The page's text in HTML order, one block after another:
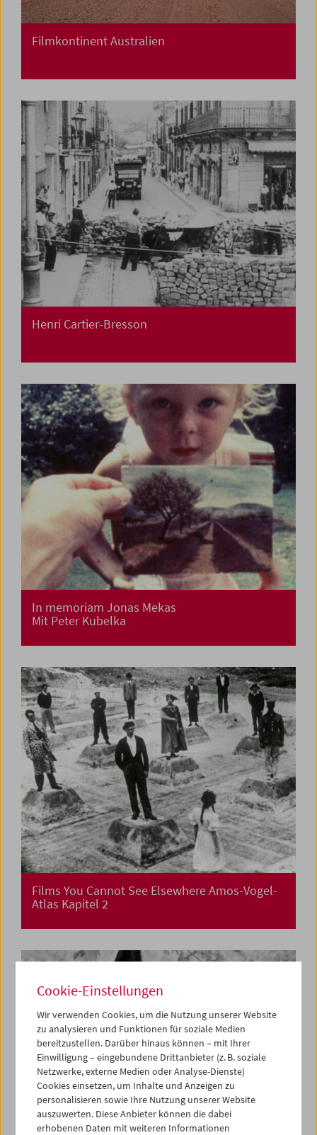
Filmkontinent Australien
Henri Cartier-Bresson
In memoriam Jonas Mekas
Mit Peter Kubelka
Films You Cannot See Elsewhere Amos-Vogel-
Atlas Kapitel 2
Cookie-Einstellungen
Wir verwenden Cookies, um die Nutzung unserer Website
zu analysieren und Funktionen für soziale Medien
bereitzustellen. Darüber hinaus können – mit Ihrer
Einwilligung – eingebundene Drittanbieter (z. B. soziale
Netzwerke, externe Medien oder Analyse-Dienste)
Cookies einsetzen, um Inhalte und Anzeigen zu
personalisieren sowie Ihre Nutzung unserer Website
auszuwerten. Diese Anbieter können die dabei
erhobenen Daten mit weiteren Informationen